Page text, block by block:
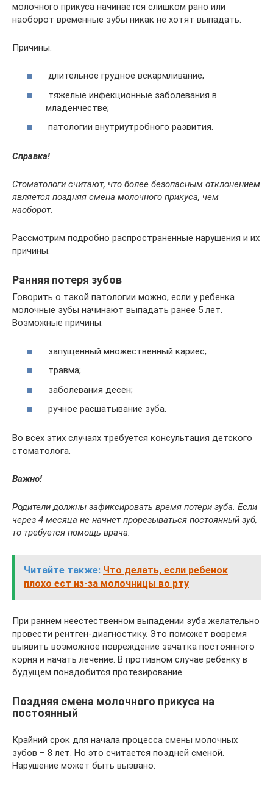
молочного прикуса начинается слишком рано или
наоборот временные зубы никак не хотят выпадать.
Причины:
длительное грудное вскармливание;
тяжелые инфекционные заболевания в
младенчестве;
патологии внутриутробного развития.
Справка!
Стоматологи считают, что более безопасным отклонением
является поздняя смена молочного прикуса, чем
наоборот.
Рассмотрим подробно распространенные нарушения и их
причины.
Ранняя потеря зубов
Говорить о такой патологии можно, если у ребенка
молочные зубы начинают выпадать ранее 5 лет.
Возможные причины:
запущенный множественный кариес;
травма;
заболевания десен;
ручное расшатывание зуба.
Во всех этих случаях требуется консультация детского
стоматолога.
Важно!
Родители должны зафиксировать время потери зуба. Если
через 4 месяца не начнет прорезываться постоянный зуб,
то требуется помощь врача.
Читайте также: Что делать, если ребенок
плохо ест из-за молочницы во рту
При раннем неестественном выпадении зуба желательно
провести рентген-диагностику. Это поможет вовремя
выявить возможное повреждение зачатка постоянного
корня и начать лечение. В противном случае ребенку в
будущем понадобится протезирование.
Поздняя смена молочного прикуса на
постоянный
Крайний срок для начала процесса смены молочных
зубов – 8 лет. Но это считается поздней сменой.
Нарушение может быть вызвано: